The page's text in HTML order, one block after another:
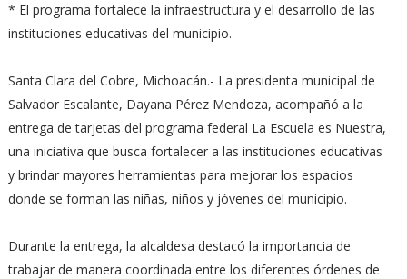
* El programa fortalece la infraestructura y el desarrollo de las
instituciones educativas del municipio.
Santa Clara del Cobre, Michoacán.- La presidenta municipal de
Salvador Escalante, Dayana Pérez Mendoza, acompañó a la
entrega de tarjetas del programa federal La Escuela es Nuestra,
una iniciativa que busca fortalecer a las instituciones educativas
y brindar mayores herramientas para mejorar los espacios
donde se forman las niñas, niños y jóvenes del municipio.
Durante la entrega, la alcaldesa destacó la importancia de
trabajar de manera coordinada entre los diferentes órdenes de